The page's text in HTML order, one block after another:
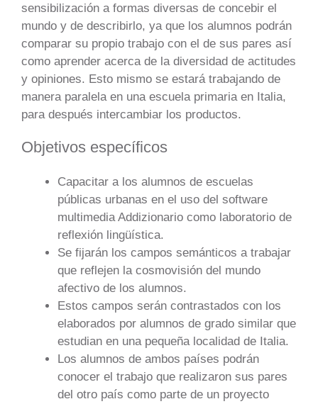
sensibilización a formas diversas de concebir el
mundo y de describirlo, ya que los alumnos podrán
comparar su propio trabajo con el de sus pares así
como aprender acerca de la diversidad de actitudes
y opiniones. Esto mismo se estará trabajando de
manera paralela en una escuela primaria en Italia,
para después intercambiar los productos.
Objetivos específicos
Capacitar a los alumnos de escuelas
públicas urbanas en el uso del software
multimedia Addizionario como laboratorio de
reflexión lingüística.
Se fijarán los campos semánticos a trabajar
que reflejen la cosmovisión del mundo
afectivo de los alumnos.
Estos campos serán contrastados con los
elaborados por alumnos de grado similar que
estudian en una pequeña localidad de Italia.
Los alumnos de ambos países podrán
conocer el trabajo que realizaron sus pares
del otro país como parte de un proyecto